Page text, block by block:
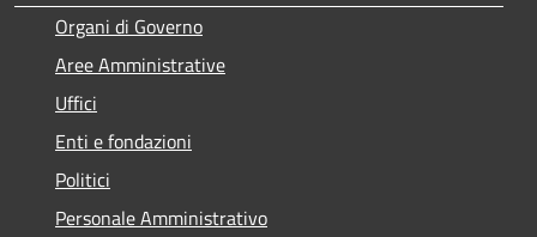
Organi di Governo
Aree Amministrative
Uffici
Enti e fondazioni
Politici
Personale Amministrativo